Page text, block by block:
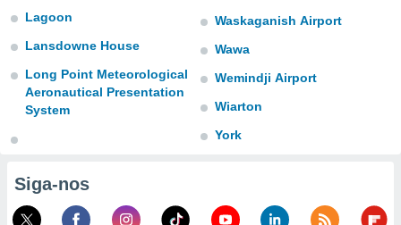
parte
a
Lagoon
Lansdowne House
Long Point Meteorological
Aeronautical Presentation
System
Waskaganish Airport
Wawa
Wemindji Airport
Wiarton
York
Siga-nos